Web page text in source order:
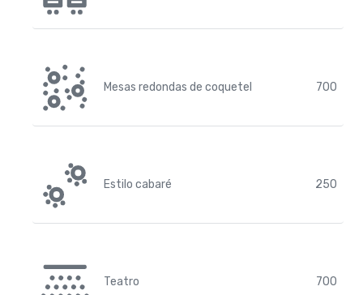
Mesas redondas de coquetel 700
Estilo cabaré 250
Teatro 700